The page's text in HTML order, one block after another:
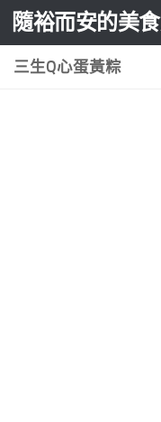
Skip to content
隨裕而安的美
三生Q心蛋黃粽